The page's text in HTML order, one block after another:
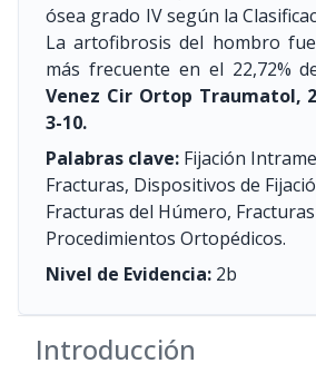
ósea grado IV según la
La artofibrosis del hombro
más frecuente en el 22,72%
Venez Cir Ortop Traumatol,
3-10.
Palabras clave: Fijación
Fracturas, Dispositivos de
Fracturas del Húmero,
Procedimientos Ortopédicos.
Nivel de Evidencia: 2b
Introducción